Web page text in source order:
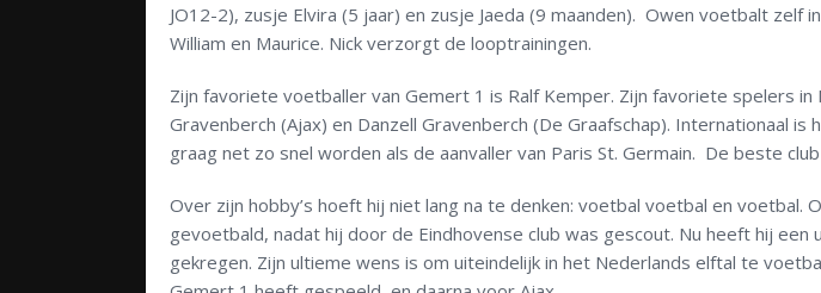
JO12-2), zusje Elvira (5 jaar) en zusje Jaeda (9 maanden). Owen voetbalt zelf
William en Maurice. Nick verzorgt de looptrainingen.
Zijn favoriete voetballer van Gemert 1 is Ralf Kemper. Zijn favoriete spelers in
Gravenberch (Ajax) en Danzell Gravenberch (De Graafschap). Internationaal is
graag net zo snel worden als de aanvaller van Paris St. Germain. De beste
Over zijn hobby’s hoeft hij niet lang na te denken: voetbal voetbal en voetbal.
gevoetbald, nadat hij door de Eindhovense club was gescout. Nu heeft hij een
gekregen. Zijn ultieme wens is om uiteindelijk in het Nederlands elftal te